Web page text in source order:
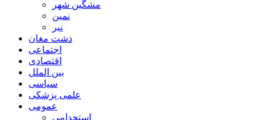
مشگین شهر
نمین
نیر
دشت مغان
اجتماعی
اقتصادی
بین الملل
سیاسی
علمی پزشکی
عمومی
استخدامی